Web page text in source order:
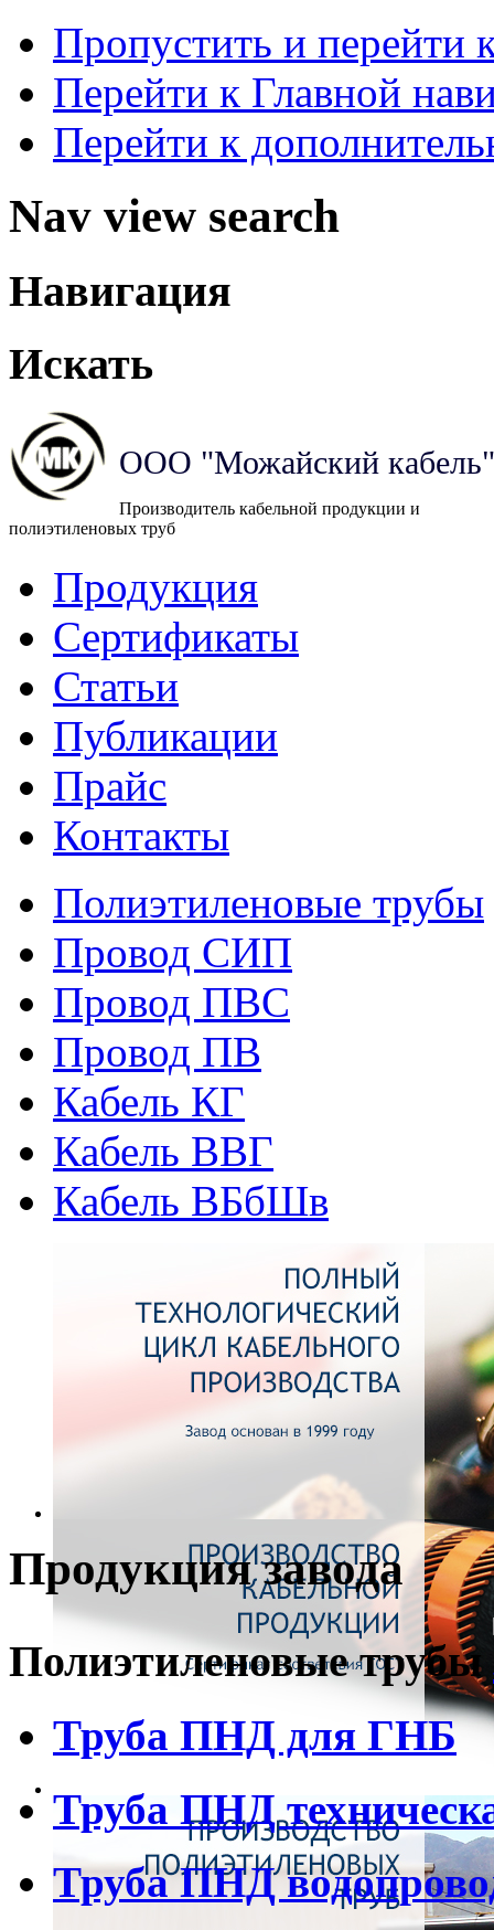
Пропустить и перейти
Перейти к Главной
Перейти к
Nav view search
Навигация
Искать
ООО "Можайский кабель"
Производитель кабельной продукции и
полиэтиленовых труб
Продукция
Сертификаты
Статьи
Публикации
Прайс
Контакты
Полиэтиленовые трубы
Провод СИП
Провод ПВС
Провод ПВ
Кабель КГ
Кабель ВВГ
Кабель ВБбШв
Продукция завода
Полиэтиленовые трубы
Труба ПНД для ГНБ
Труба ПНД
Труба ПНД